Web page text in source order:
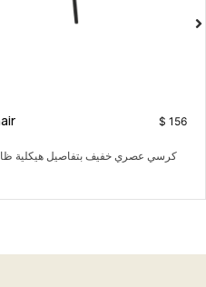
399
$
زاوية عملية توفر جلسة أكبر